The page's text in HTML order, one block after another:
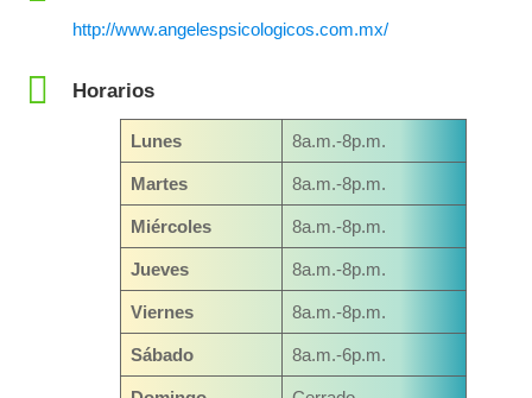
http://www.angelespsicologicos.com.mx/
Horarios
Lunes 8a.m.-8p.m.
Martes 8a.m.-8p.m.
Miércoles 8a.m.-8p.m.
Jueves 8a.m.-8p.m.
Viernes 8a.m.-8p.m.
Sábado 8a.m.-6p.m.